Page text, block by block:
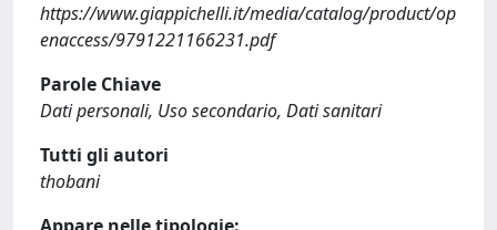
https://www.giappichelli.it/media/catalog/product/op
enaccess/9791221166231.pdf
Parole Chiave
Dati personali, Uso secondario, Dati sanitari
Tutti gli autori
thobani